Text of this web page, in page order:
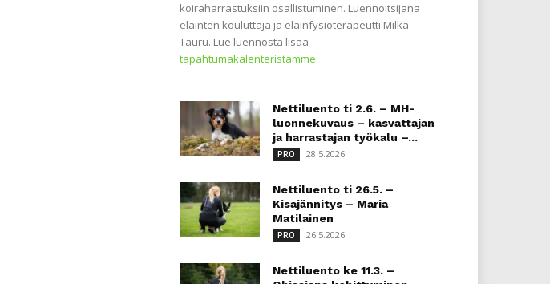
koiraharrastuksiin osallistuminen. Luennoitsijana
eläinten kouluttaja ja eläinfysioterapeutti Milka
Tauru. Lue luennosta lisää
tapahtumakalenteristamme.
Nettiluento ti 2.6. – MH-
luonnekuvaus – kasvattajan
ja harrastajan työkalu –...
PRO 28.5.2026
Nettiluento ti 26.5. –
Kisajännitys – Maria
Matilainen
PRO 26.5.2026
Nettiluento ke 11.3. –